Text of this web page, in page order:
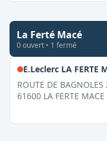
La Ferté Macé
0ouvert • 1 fermé
E.Leclerc LA FERTE
ROUTE DE BAGNOLES
61600 LA FERTE MACE